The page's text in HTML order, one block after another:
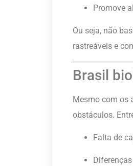
Promove
Ou seja, não
rastreáveis e
Brasil
Mesmo com os
obstáculos.
Falta de